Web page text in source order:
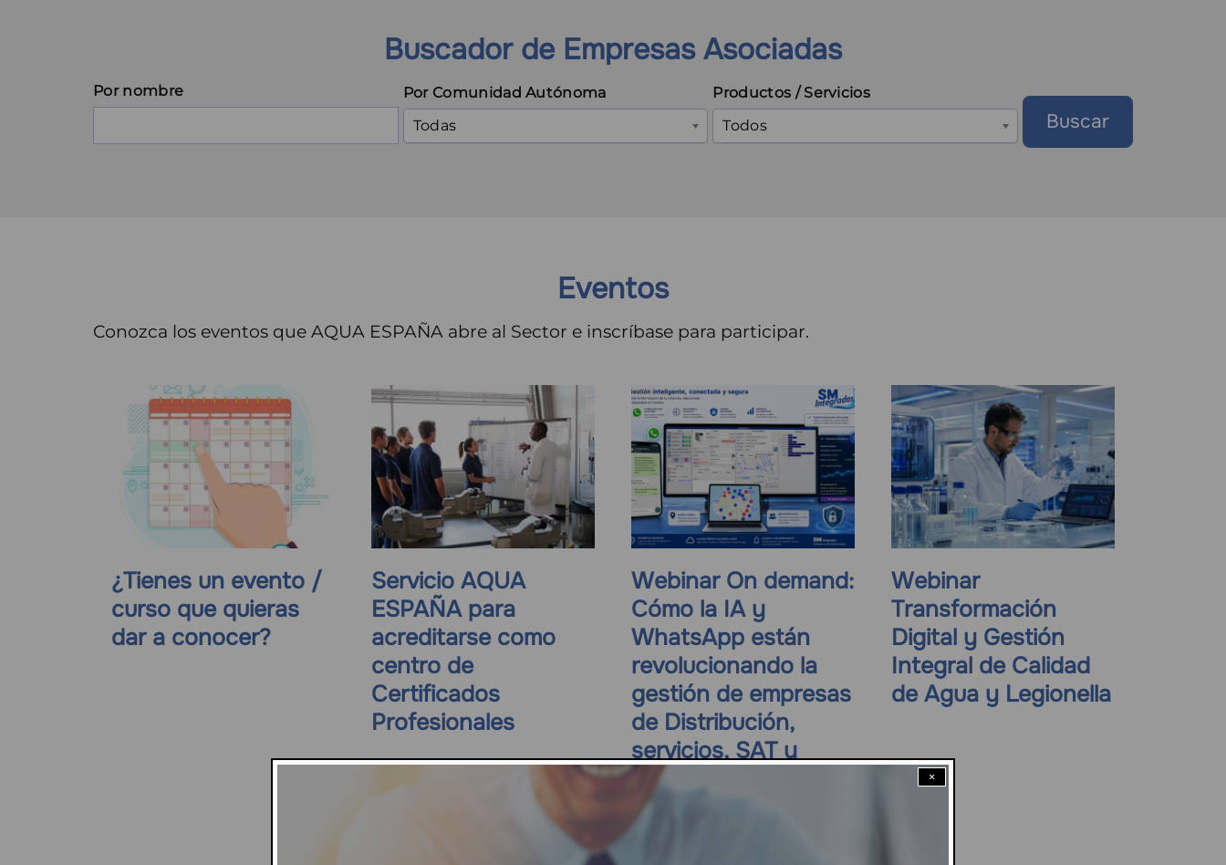
Buscador de Empresas Asociadas
Por nombre
Por Comunidad Autónoma
Todas
Productos / Servicios
Todos
Eventos
Conozca los eventos que AQUA ESPAÑA abre al Sector e inscríbase para participar.
¿Tienes un evento /
curso que quieras
dar a conocer?
Servicio AQUA
ESPAÑA para
acreditarse como
centro de
Certificados
Profesionales
Webinar On demand:
Cómo la IA y
WhatsApp están
revolucionando la
gestión de empresas
de Distribución,
servicios, SAT y
mantenimiento.
VERIFACTU y
Webinar
Transformación
Digital y Gestión
Integral de Calidad
de Agua y Legionella
×